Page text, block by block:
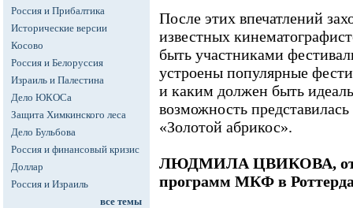
Россия и Прибалтика
Исторические версии
Косово
Россия и Белоруссия
Израиль и Палестина
Дело ЮКОСа
Защита Химкинского леса
Дело Бульбова
Россия и финансовый кризис
Доллар
Россия и Израиль
все темы
После этих впечатлений
известных
быть участниками
устроены популярные
и каким должен быть
возможность
«Золотой абрикос».
ЛЮДМИЛА ЦВИКОВА,
программ МКФ в